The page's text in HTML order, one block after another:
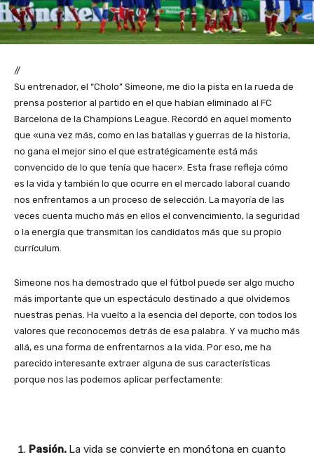
//
Su entrenador, el “Cholo” Simeone, me dio la pista en la rueda de
prensa posterior al partido en el que habían eliminado al FC
Barcelona de la Champions League. Recordó en aquel momento
que «una vez más, como en las batallas y guerras de la historia,
no gana el mejor sino el que estratégicamente está más
convencido de lo que tenía que hacer». Esta frase refleja cómo
es la vida y también lo que ocurre en el mercado laboral cuando
nos enfrentamos a un proceso de selección. La mayoría de las
veces cuenta mucho más en ellos el convencimiento, la seguridad
o la energía que transmitan los candidatos más que su propio
currículum.
Simeone nos ha demostrado que el fútbol puede ser algo mucho
más importante que un espectáculo destinado a que olvidemos
nuestras penas. Ha vuelto a la esencia del deporte, con todos los
valores que reconocemos detrás de esa palabra. Y va mucho más
allá, es una forma de enfrentarnos a la vida. Por eso, me ha
parecido interesante extraer alguna de sus características
porque nos las podemos aplicar perfectamente:
Pasión. La vida se convierte en monótona en cuanto